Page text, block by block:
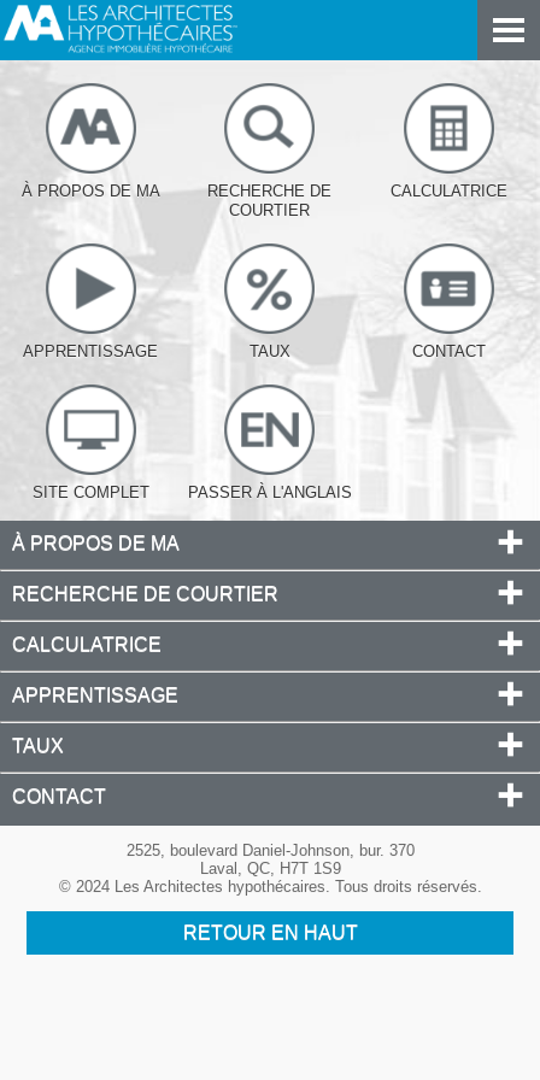
À PROPOS DE MA
RECHERCHE DE
COURTIER
CALCULATRICE
APPRENTISSAGE TAUX CONTACT
SITE COMPLET PASSER À L'ANGLAIS
À PROPOS DE MA
RECHERCHE DE COURTIER
CALCULATRICE
APPRENTISSAGE
TAUX
CONTACT
2525, boulevard Daniel-Johnson, bur. 370
Laval, QC, H7T 1S9
© 2024 Les Architectes hypothécaires. Tous droits réservés.
RETOUR EN HAUT